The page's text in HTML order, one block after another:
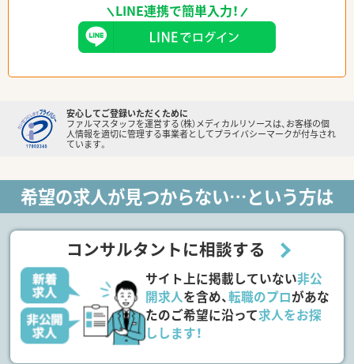
LINE連携で簡単入力！
安心してご登録いただくために
ファルマスタッフを運営する（株）メディカルリソースは、お客様の個
人情報を適切に管理する事業者としてプライバシーマークが付与され
ています。
希望の求人が見つからない…という方は
コンサルタントに相談する
サイト上に掲載していない非公
開求人を含め、転職のプロがあな
たのご希望に沿って求人をお探
しします！